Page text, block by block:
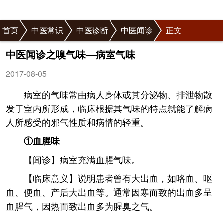
首页 中医常识 中医诊断 中医闻诊 正文
中医闻诊之嗅气味—病室气味
2017-08-05
病室的气味常由病人身体或其分泌物、排泄物散
发于室内所形成，临床根据其气味的特点就能了解病
人所感受的邪气性质和病情的轻重。
①血腥味
【闻诊】病室充满血腥气味。
【临床意义】说明患者曾有大出血，如咯血、呕
血、便血、产后大出血等。通常因寒而致的出血多呈
血腥气，因热而致出血多为腥臭之气。